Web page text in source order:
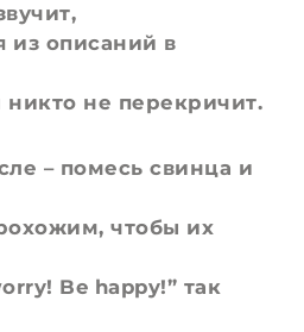
из описаний в
не перекричит.
– помесь свинца и
чтобы их
Be happy!” так